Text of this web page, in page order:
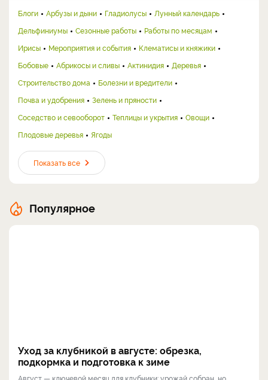
Блоги Арбузы и дыни Гладиолусы
Лунный календарь
Дельфиниумы
Сезонные работы
Работы по месяцам
Ирисы
Мероприятия и события
Клематисы и княжики
Бобовые
Абрикосы и сливы Актинидия
Деревья
Строительство дома
Болезни и вредители
Почва и удобрения
Зелень и пряности
Соседство и севооборот
Теплицы и укрытия
Овощи
Плодовые деревья
Ягоды
Показать все
Популярное
Уход за клубникой в августе: обрезка,
подкормка и подготовка к зиме
Август — ключевой месяц для клубники: урожай собран, но